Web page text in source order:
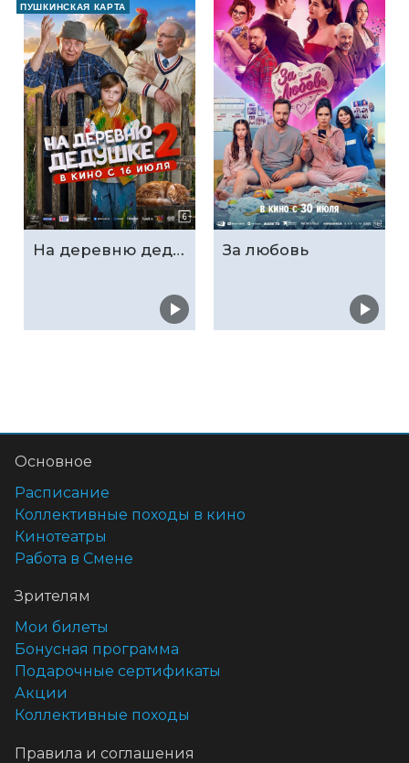
ПУШКИНСКАЯ КАРТА
На деревню дедушке 2 За любовь
Основное
Расписание
Коллективные походы в кино
Кинотеатры
Работа в Смене
Зрителям
Мои билеты
Бонусная программа
Подарочные сертификаты
Акции
Коллективные походы
Правила и соглашения